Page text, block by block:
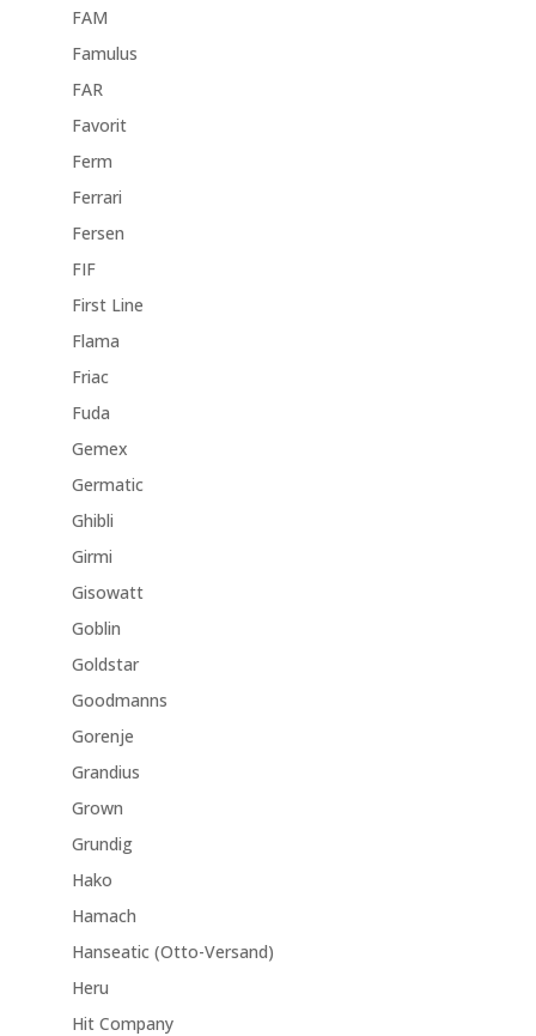
FAM
Famulus
FAR
Favorit
Ferm
Ferrari
Fersen
FIF
First Line
Flama
Friac
Fuda
Gemex
Germatic
Ghibli
Girmi
Gisowatt
Goblin
Goldstar
Goodmanns
Gorenje
Grandius
Grown
Grundig
Hako
Hamach
Hanseatic (Otto-Versand)
Heru
Hit Company